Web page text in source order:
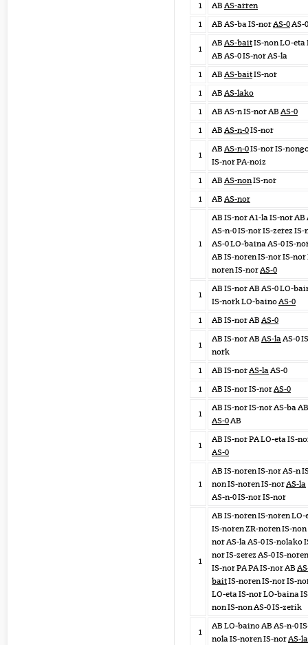
1
AB AS-arren
1
AB AS-ba IS-norAS-0AS-0
1
AB AS-baitIS-non LO-eta
AB AS-0 IS-nor AS-la
1
AB AS-baitIS-nor
1
AB AS-lako
1
AB AS-n IS-nor AB AS-0
1
AB AS-n-0IS-nor
1
AB AS-n-0IS-nor IS-
IS-nor PA-noiz
1
AB AS-nonIS-nor
1
AB AS-nor
1
AB IS-nor A1-la IS-nor AB
AS-n-0 IS-nor IS-zerez IS-
AS-0 LO-baina AS-0 IS-
AB IS-noren IS-nor IS-nor
noren IS-norAS-0
1
AB IS-nor AB AS-0 LO-
IS-nork LO-bainoAS-0
1
AB IS-nor AB AS-0
1
AB IS-nor AB AS-laAS-0
nork
1
AB IS-norAS-laAS-0
1
AB IS-nor IS-norAS-0
1
AB IS-nor IS-nor AS-ba AB
AS-0AB
1
AB IS-nor PA LO-eta IS-
AS-0
1
AB IS-noren IS-nor AS-n
non IS-noren IS-norAS-la
AS-n-0 IS-nor IS-nor
1
AB IS-noren IS-noren LO-
IS-noren ZR-noren IS-non
nor AS-la AS-0 IS-nolako
nor IS-zerez AS-0 IS-noren
IS-nor PA PA IS-nor AB
baitIS-noren IS-nor IS-
LO-eta IS-nor LO-baina
non IS-non AS-0 IS-zerik
1
AB LO-baino AB AS-n-0
nola IS-noren IS-norAS-la